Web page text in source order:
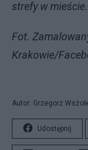
strefy w mieście.
Fot.
Krakowie/
Autor: Grzegorz
Udostępnij